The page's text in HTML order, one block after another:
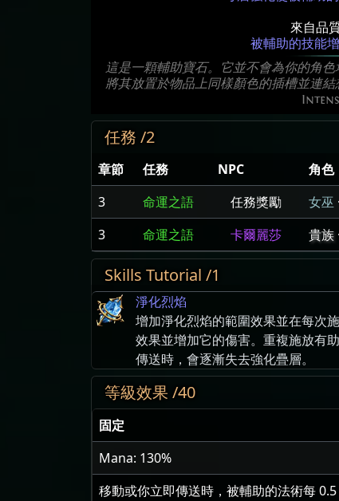
來自品
被輔助的技能
這是一顆輔助寶石。它並不會為你的角
將其放置於物品上同樣顏色的插槽並連
任務 /2
章節 任務 NPC
角色
3
命運之語 任務獎勵 女巫 ·
3
命運之語 卡爾麗莎 貴族 ·
Skills Tutorial /1
淨化烈焰
增加淨化烈焰的範圍效果並在每次
效果並增加它的傷害。重複施放有
傳送時，會逐漸失去強化疊層。
等級效果 /40
固定
Mana: 130%
移動或你立即傳送時，被輔助的法術每